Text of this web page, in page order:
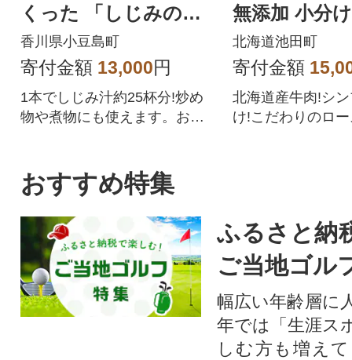
くった 「しじみの恵
み」3本
香川県小豆島町
寄付金額 13,000円
1本でしじみ汁約25杯分!炒め
物や煮物にも使えます。お手
無添加 小分
011-11-1】
北海道池田町
寄付金額
北海道産牛肉!シ
け!こだわりのロ
おすすめ特集
ふるさと納
ご当地ゴル
幅広い年齢層に
年では「生涯ス
しむ方も増え